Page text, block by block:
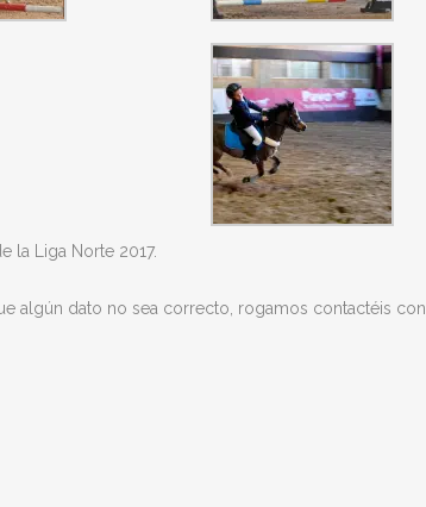
la Liga Norte 2017.
algún dato no sea correcto, rogamos contactéis con